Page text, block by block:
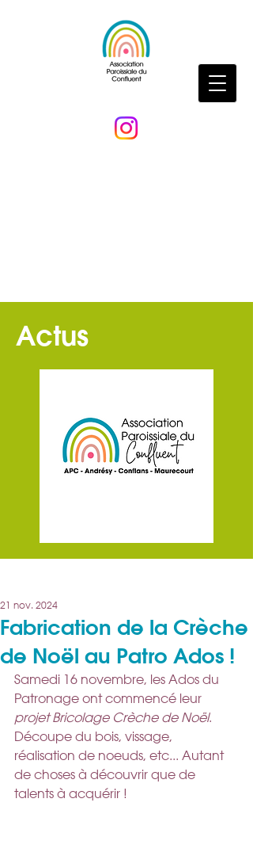
Actus
Fabrication de la Crèche
de Noël au Patro Ados !
21 nov. 2024
Samedi 16 novembre, les Ados du
Patronage ont commencé leur
projet Bricolage Crèche de Noël.
Découpe du bois, vissage,
réalisation de noeuds, etc... Autant
de choses à découvrir que de
talents à acquérir !